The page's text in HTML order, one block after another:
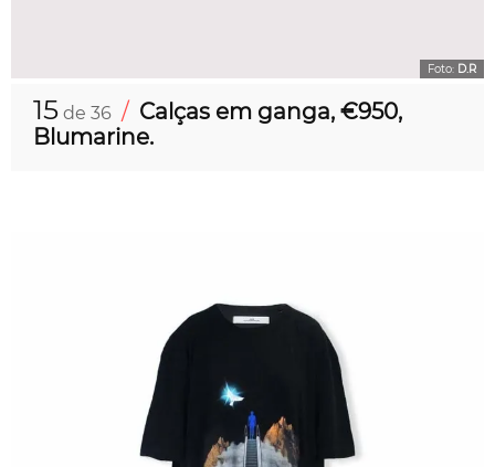
Foto: D.R
15 de 36 / Calças em ganga, €950,
Blumarine.